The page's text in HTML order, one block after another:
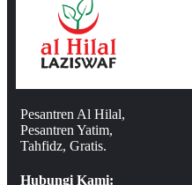
Pesantren Al Hilal,
Pesantren Yatim,
Tahfidz, Gratis.
Hubungi Kami: